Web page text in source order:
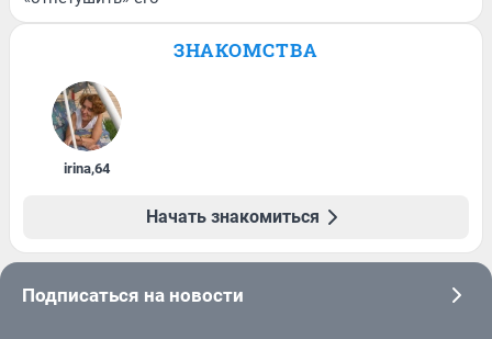
ЗНАКОМСТВА
irina,64
Начать знакомиться
Подписаться на новости